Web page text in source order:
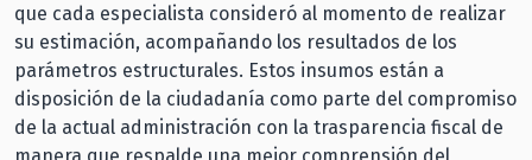
que cada especialista consideró al momento de realizar
su estimación, acompañando los resultados de los
parámetros estructurales. Estos insumos están a
disposición de la ciudadanía como parte del compromiso
de la actual administración con la trasparencia fiscal de
manera que respalde una mejor comprensión del